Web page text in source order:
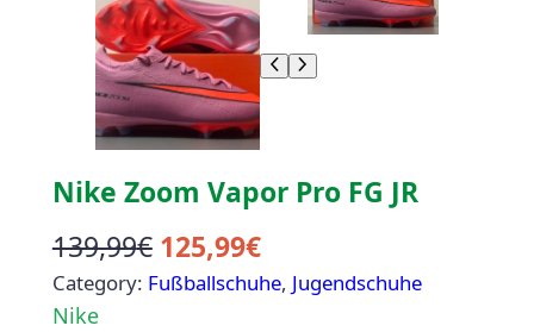
Nike Zoom Vapor Pro FG JR
139,99€ 125,99€
Category: Fußballschuhe, Jugendschuhe
Nike